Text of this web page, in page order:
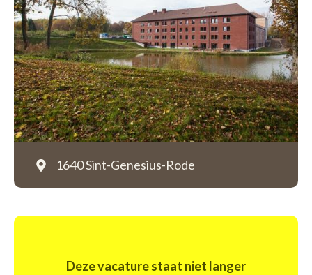
1640 Sint-Genesius-Rode
Deze vacature staat niet langer